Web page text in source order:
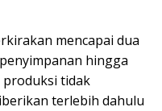
mencapai dua
hingga
produksi tidak
terlebih dahulu